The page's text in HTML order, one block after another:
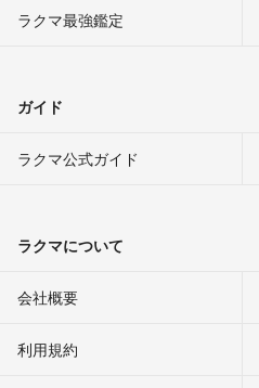
ラクマ最強鑑定
ガイド
ラクマ公式ガイド
ラクマについて
会社概要
利用規約